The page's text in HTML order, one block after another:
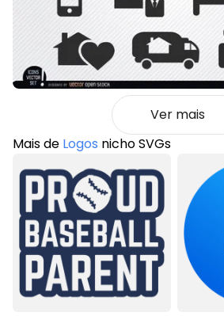
Ver mais
Mais de Logos nicho SVGs